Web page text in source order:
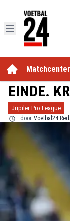
Matchcenter
EINDE.
Jupiler Pro League
door Voetbal24